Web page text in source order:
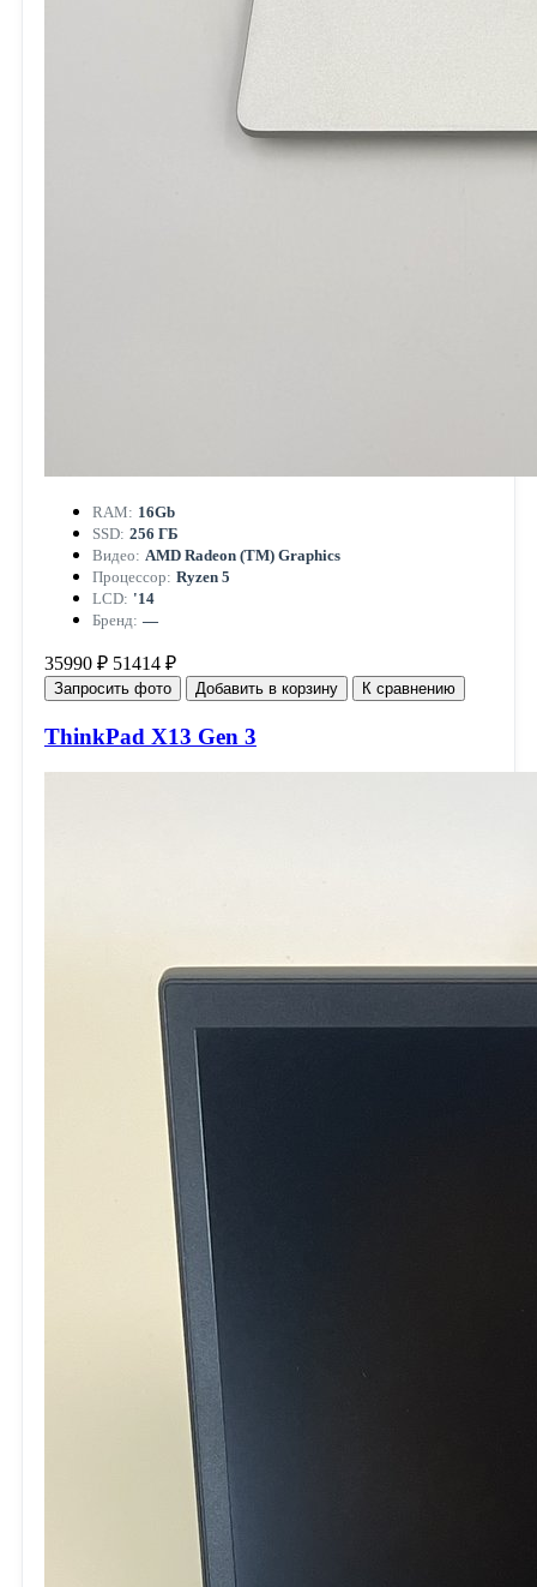
RAM: 16Gb
SSD: 256 ГБ
Видео: AMD Radeon (TM) Graphics
Процессор: Ryzen 5
LCD: '14
Бренд: —
35990 ₽ 51414 ₽
Запросить фото Добавить в корзину К сравнению
ThinkPad X13 Gen 3